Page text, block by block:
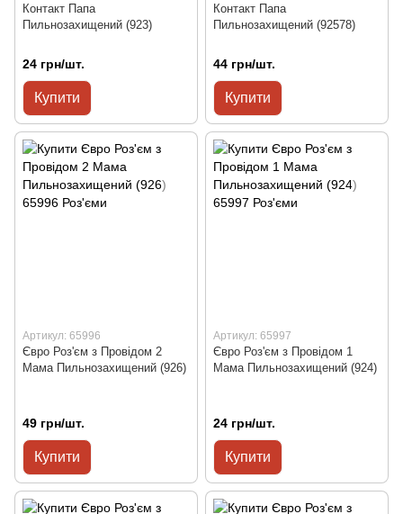
Контакт Папа
Пильнозахищений (923)
24 грн/шт.
Купити
Контакт Папа
Пильнозахищений (92578)
44 грн/шт.
Купити
Артикул: 65996
Євро Роз'єм з Провідом 2
Мама Пильнозахищений (926)
49 грн/шт.
Купити
Артикул: 65997
Євро Роз'єм з Провідом 1
Мама Пильнозахищений (924)
24 грн/шт.
Купити